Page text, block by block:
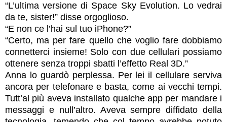
“L’ultima versione di Space Sky Evolution. Lo vedrai
da te, sister!” disse orgoglioso.
“E non ce l’hai sul tuo iPhone?”
“Certo, ma per fare quello che voglio fare dobbiamo
connetterci insieme! Solo con due cellulari possiamo
ottenere senza troppi sbatti l’effetto Real 3D.”
Anna lo guardò perplessa. Per lei il cellulare serviva
ancora per telefonare e basta, come ai vecchi tempi.
Tutt’al più aveva installato qualche app per mandare i
messaggi e null’altro. Aveva sempre diffidato della